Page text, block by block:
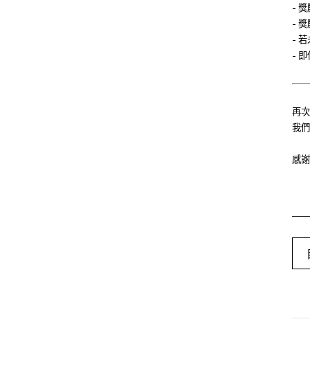
- 獎
- 獎
- 若
- 即
再
我
感謝